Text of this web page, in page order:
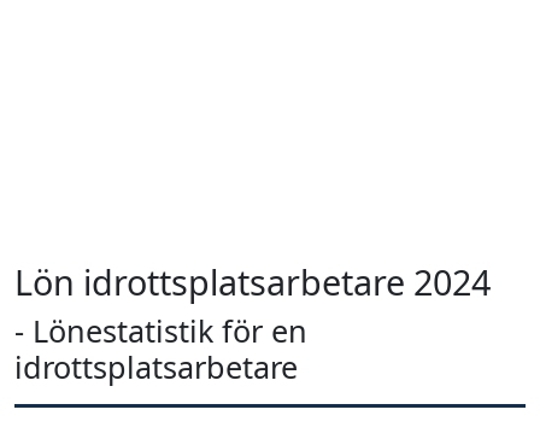
Lön idrottsplatsarbetare 2024
- Lönestatistik för en
idrottsplatsarbetare